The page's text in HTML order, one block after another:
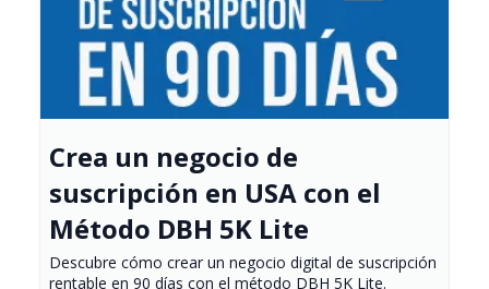
Crea un negocio de
suscripción en USA con el
Método DBH 5K Lite
Descubre cómo crear un negocio digital de suscripción
rentable en 90 días con el método DBH 5K Lite.